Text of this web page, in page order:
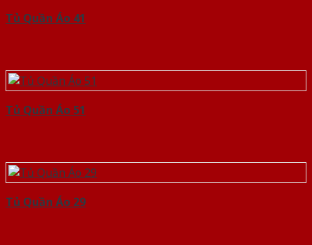
Tủ Quần Áo 41
Tủ Quần Áo 51
Tủ Quần Áo 29